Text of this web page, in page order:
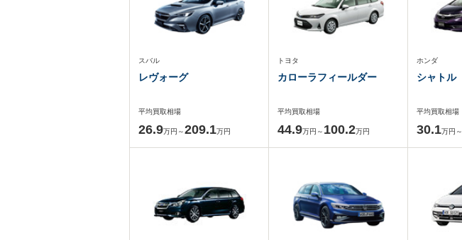
スバル
レヴォーグ
平均買取相場
26.9万円～209.1万円
トヨタ
カローラフィールダー
平均買取相場
44.9万円～ 100.2万円
ホンダ
シャトル
平均買取相場
30.1万円～